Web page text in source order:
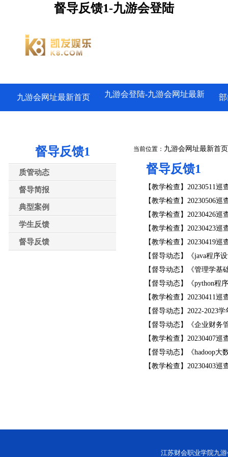
督导反馈1-九游会登陆
九游会网址最新首页 九游会登陆-九游会网址最新
督导反馈1
质管动态
督导简报
典型案例
学生反馈
督导反馈
当前位置： 九游会网址最新首页
督导反馈1
【教学检查】20230511巡
【教学检查】20230506巡
【教学检查】20230426巡
【教学检查】20230423巡
【教学检查】20230419巡
【督导动态】《java程序
【督导动态】《管理学基
【督导动态】《python程
【教学检查】20230411巡
【督导动态】2022-2023
【督导动态】《企业财务
【教学检查】20230407巡
【督导动态】《hadoop大
【教学检查】20230403巡
江苏财会职业学院九